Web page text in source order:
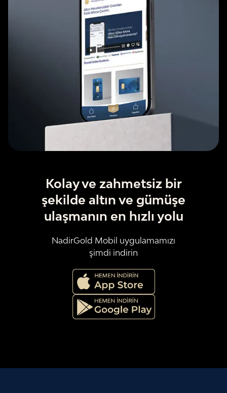
Kolay ve zahmetsiz bir
şekilde altın ve gümüşe
ulaşmanın en hızlı yolu
NadirGold Mobil uygulamamızı
şimdi indirin